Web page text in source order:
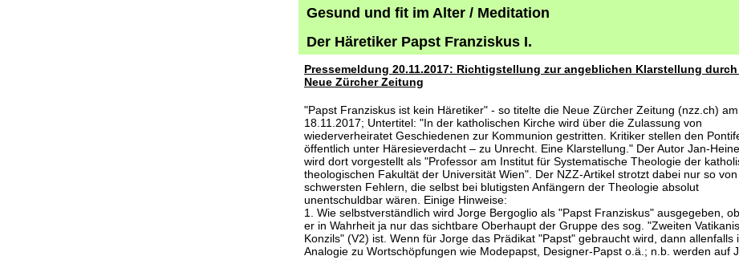
Gesund und fit im Alter / Meditation
Der Häretiker Papst Franziskus I.
Pressemeldung 20.11.2017: Richtigstellung zur angeblichen Klarstellung
Neue Zürcher Zeitung
"Papst Franziskus ist kein Häretiker" - so titelte die Neue Zürcher Zeitung (nzz.ch) am
18.11.2017; Untertitel: "In der katholischen Kirche wird über die Zulassung von
wiederverheiratet Geschiedenen zur Kommunion gestritten. Kritiker stellen den
öffentlich unter Häresieverdacht – zu Unrecht. Eine Klarstellung." Der Autor Jan-
wird dort vorgestellt als "Professor am Institut für Systematische Theologie der
theologischen Fakultät der Universität Wien". Der NZZ-Artikel strotzt dabei nur so von
schwersten Fehlern, die selbst bei blutigsten Anfängern der Theologie absolut
unentschuldbar wären. Einige Hinweise:
1. Wie selbstverständlich wird Jorge Bergoglio als "Papst Franziskus" ausgegeben,
er in Wahrheit ja nur das sichtbare Oberhaupt der Gruppe des sog. "Zweiten
Konzils" (V2) ist. Wenn für Jorge das Prädikat "Papst" gebraucht wird, dann allenfalls
Analogie zu Wortschöpfungen wie Modepapst, Designer-Papst o.ä.; n.b. werden auf